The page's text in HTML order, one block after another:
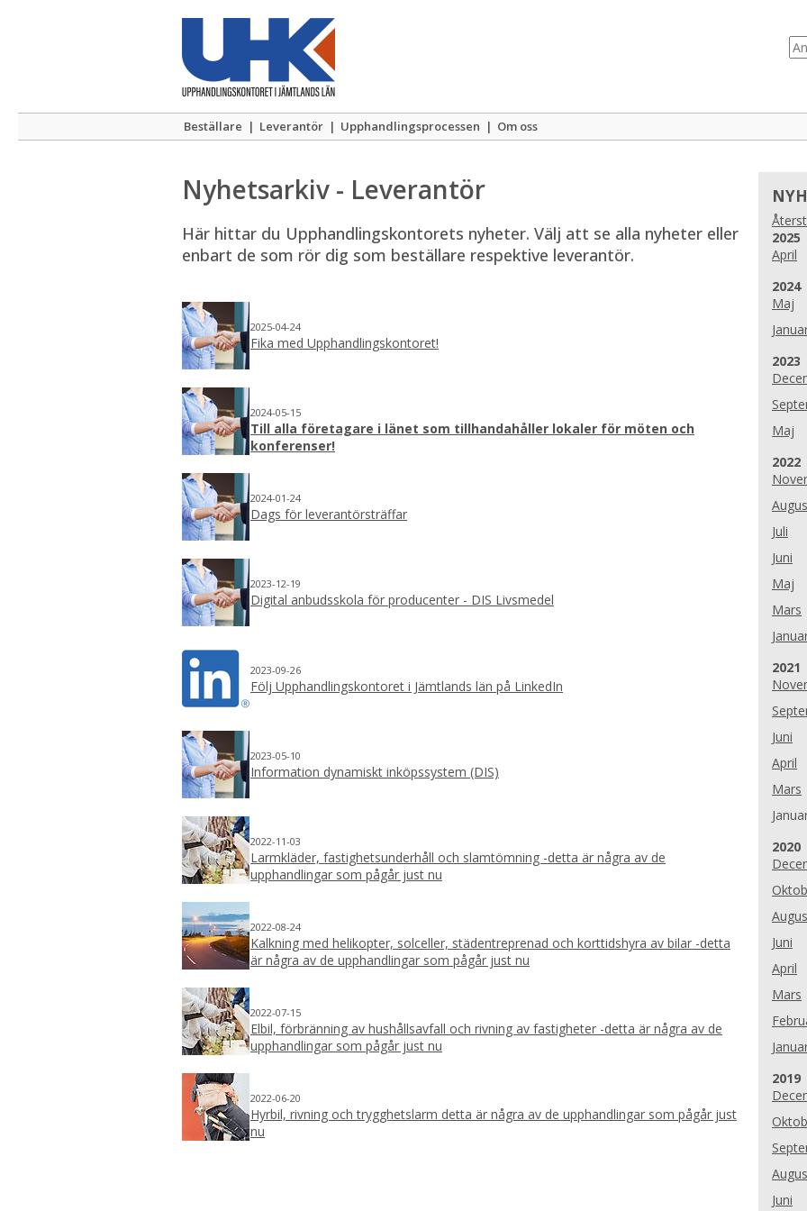
Beställare | Leverantör | Upphandlingsprocessen | Om oss
Nyhetsarkiv - Leverantör
Här hittar du Upphandlingskontorets nyheter. Välj att se alla nyheter eller
enbart de som rör dig som beställare respektive leverantör.
2025-04-24
Fika med Upphandlingskontoret!
2024-05-15
Till alla företagare i länet som tillhandahåller lokaler för möten och
konferenser!
2024-01-24
Dags för leverantörsträffar
2023-12-19
Digital anbudsskola för producenter - DIS Livsmedel
2023-09-26
Följ Upphandlingskontoret i Jämtlands län på LinkedIn
2023-05-10
Information dynamiskt inköpssystem (DIS)
2022-11-03
Larmkläder, fastighetsunderhåll och slamtömning -detta är några av de
upphandlingar som pågår just nu
2022-08-24
Kalkning med helikopter, solceller, städentreprenad och korttidshyra av bilar -detta
är några av de upphandlingar som pågår just nu
2022-07-15
Elbil, förbränning av hushållsavfall och rivning av fastigheter -detta är några av de
upphandlingar som pågår just nu
2022-06-20
Hyrbil, rivning och trygghetslarm detta är några av de upphandlingar som pågår just
nu
År:
2025
April
År:
2024
Maj
År:
2023
Maj
År:
2022
Juli
Juni
Maj
Mars
År:
2021
Juni
April
Mars
År:
2020
Juni
April
Mars
År:
2019
Juni